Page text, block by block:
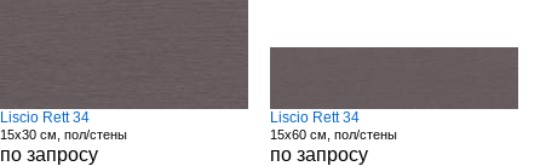
Liscio Rett 34
15x30 см, пол/стены
по запросу
Liscio Rett 34
15x60 см, пол/стены
по запросу